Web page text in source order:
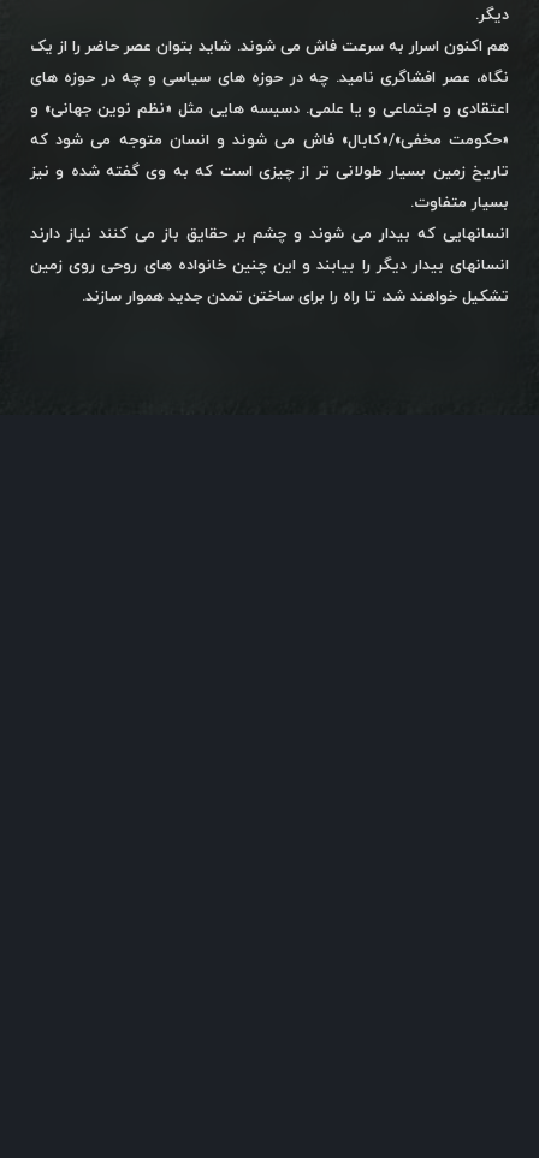
دیگر.
هم اکنون اسرار به سرعت فاش می شوند. شاید بتوان عصر حاضر را از یک
نگاه، عصر افشاگری نامید. چه در حوزه های سیاسی و چه در حوزه های
اعتقادی و اجتماعی و یا علمی. دسیسه هایی مثل «نظم نوین جهانی» و
«حکومت مخفی»/«کابال» فاش می شوند و انسان متوجه می شود که
تاریخ زمین بسیار طولانی تر از چیزی است که به وی گفته شده و نیز
بسیار متفاوت.
انسانهایی که بیدار می شوند و چشم بر حقایق باز می کنند نیاز دارند
انسانهای بیدار دیگر را بیابند و این چنین خانواده های روحی روی زمین
تشکیل خواهند شد، تا راه را برای ساختن تمدن جدید هموار سازند.